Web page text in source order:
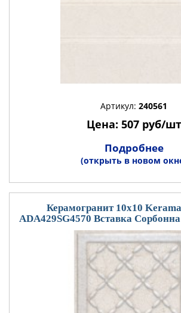
Артикул: 240561
Цена: 507 руб/шт
Подробнее
(открыть в новом
Керамогранит 10x10
ADA429SG4570 Вставка